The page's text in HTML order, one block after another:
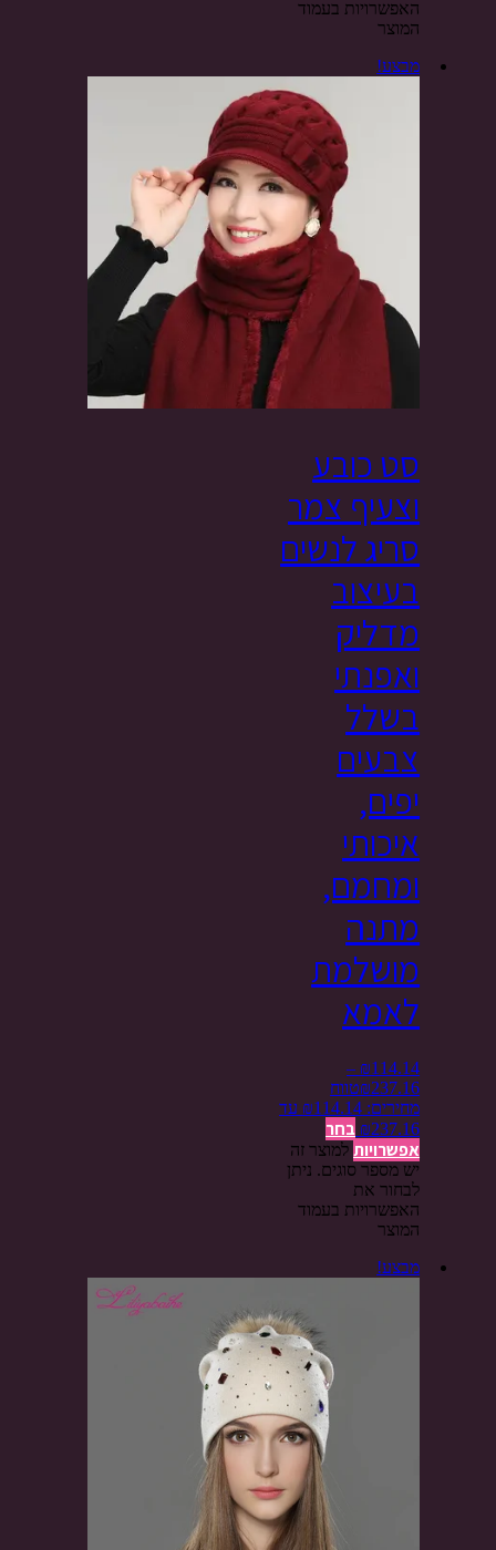
האפשרויות בעמוד
המוצר
מבצע!
סט כובע
וצעיף צמר
סריג לנשים
בעיצוב
מדליק
ואפנתי
בשלל
צבעים
יפים,
איכותי
ומחמם,
מתנה
מושלמת
לאמא
₪114.14
–
₪237.16
טווח
מחירים: ⁦₪114.14⁩ עד
בחר
אפשרויות למוצר זה
יש מספר סוגים. ניתן
לבחור את
האפשרויות בעמוד
המוצר
מבצע!